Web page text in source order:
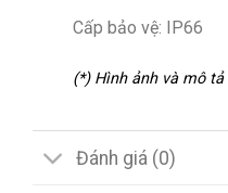
Cấp bảo vệ: IP66
(*) Hình ảnh và mô
Đánh giá (0)